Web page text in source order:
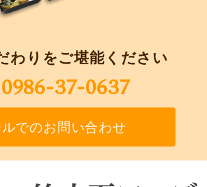
わりをご堪能ください
0986-37-0637
でのお問い合わせ